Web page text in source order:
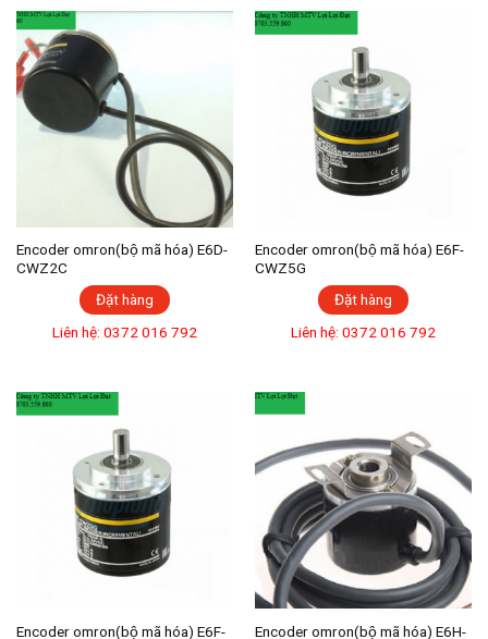
Encoder omron(bộ mã hóa) E6D-
CWZ2C
Đặt hàng
Liên hệ: 0372 016 792
Encoder omron(bộ mã hóa) E6F-
CWZ5G
Đặt hàng
Liên hệ: 0372 016 792
Encoder omron(bộ mã hóa) E6F-
Encoder omron(bộ mã hóa) E6H-